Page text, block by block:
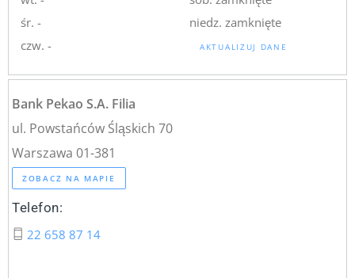
śr. -
czw. -
niedz. zamknięte
AKTUALIZUJ DANE
Bank Pekao S.A. Filia
ul. Powstańców Śląskich 70
Warszawa 01-381
ZOBACZ NA MAPIE
Telefon:
22 658 87 14